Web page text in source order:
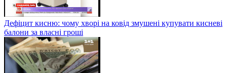
Дефіцит кисню: чому хворі на ковід змушені купувати кисневі
балони за власні гроші